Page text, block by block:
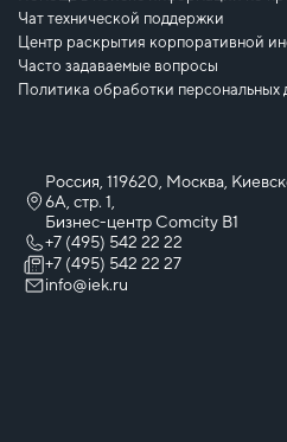
Чат технической поддержки
Центр раскрытия корпоративной
Часто задаваемые вопросы
Политика обработки персональных
Россия, 119620, Москва,
6А, стр. 1,
Бизнес-центр Comcity B1
+7 (495) 542 22 22
+7 (495) 542 22 27
info@iek.ru